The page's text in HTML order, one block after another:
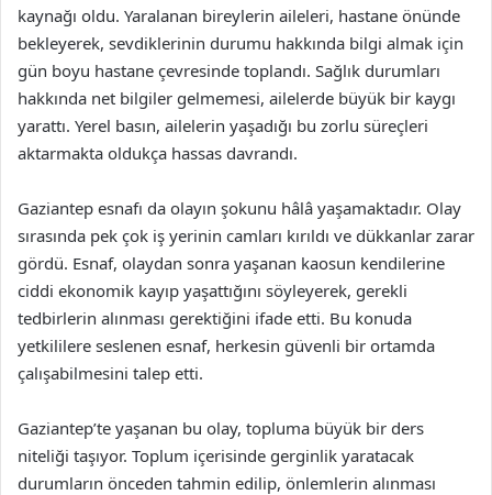
kaynağı oldu. Yaralanan bireylerin aileleri, hastane önünde
bekleyerek, sevdiklerinin durumu hakkında bilgi almak için
gün boyu hastane çevresinde toplandı. Sağlık durumları
hakkında net bilgiler gelmemesi, ailelerde büyük bir kaygı
yarattı. Yerel basın, ailelerin yaşadığı bu zorlu süreçleri
aktarmakta oldukça hassas davrandı.
Gaziantep esnafı da olayın şokunu hâlâ yaşamaktadır. Olay
sırasında pek çok iş yerinin camları kırıldı ve dükkanlar zarar
gördü. Esnaf, olaydan sonra yaşanan kaosun kendilerine
ciddi ekonomik kayıp yaşattığını söyleyerek, gerekli
tedbirlerin alınması gerektiğini ifade etti. Bu konuda
yetkililere seslenen esnaf, herkesin güvenli bir ortamda
çalışabilmesini talep etti.
Gaziantep’te yaşanan bu olay, topluma büyük bir ders
niteliği taşıyor. Toplum içerisinde gerginlik yaratacak
durumların önceden tahmin edilip, önlemlerin alınması